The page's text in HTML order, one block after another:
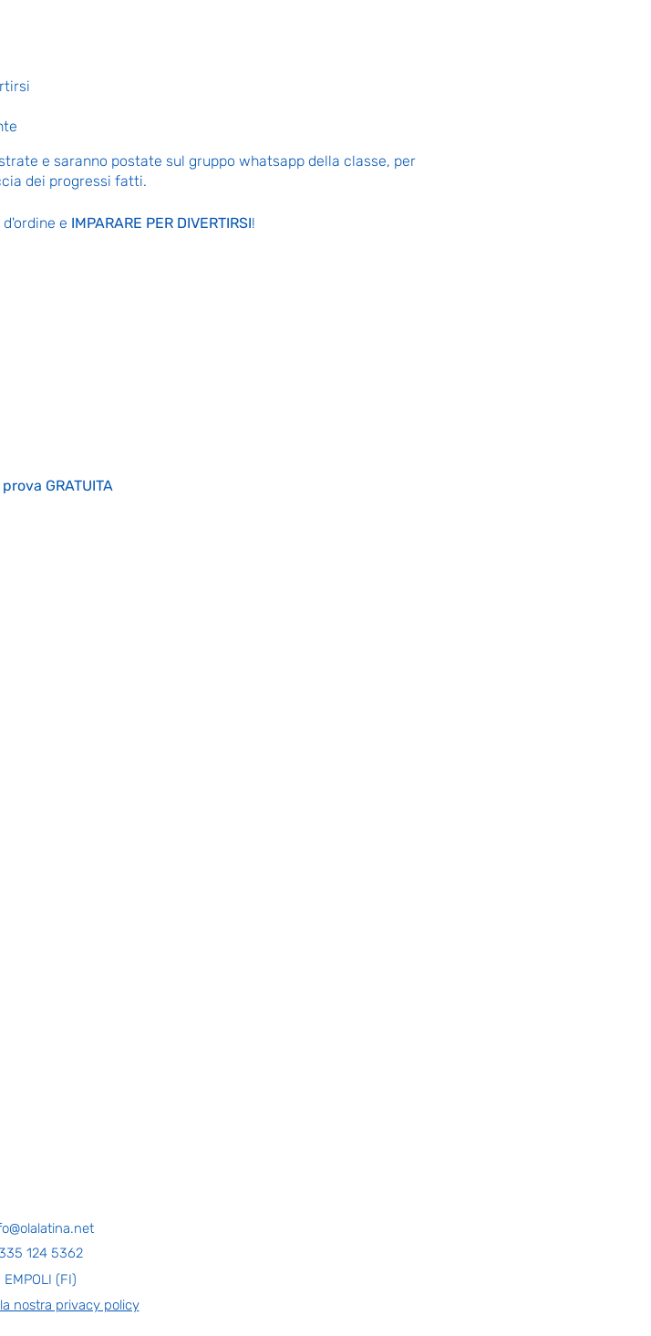
e saranno postate sul gruppo whatsapp della classe, per
dei progressi fatti.
e IMPARARE PER DIVERTIRSI!
GRATUITA
124 5362
EMPOLI (FI)
nostra privacy policy